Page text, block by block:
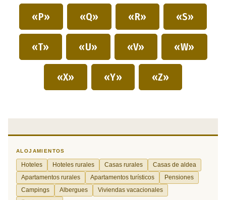
«P» «Q» «R» «S»
«T» «U» «V» «W»
«X» «Y» «Z»